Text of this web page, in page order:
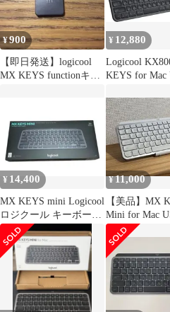
¥900
【即日発送】logicool
MX KEYS functionキー
¥ 12,880
Logicool
KEYS for Mac
¥ 14,400
MX KEYS mini Logicool
ロジクール キーボード
新品 未開封
¥11,000
【美品】MX
Mini for Mac